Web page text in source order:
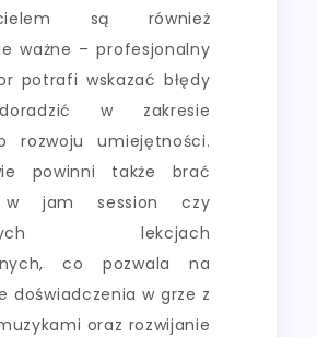
są również
ważne – profesjonalny
potrafi wskazać błędy
w zakresie
rozwoju umiejętności.
powinni także brać
w jam session czy
lekcjach
co pozwala na
doświadczenia w grze z
oraz rozwijanie